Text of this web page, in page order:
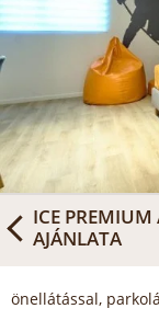
ICE PREMIUM
AJÁNLATA
önellátással,